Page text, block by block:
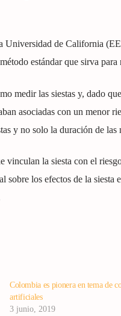
de California
estándar que sirva para
medir las siestas y, dado
asociadas con un menor
y no solo la duración de
vinculan la siesta con el
sobre los efectos de la
Colombia es pionera en tema de
artificiales
3 junio, 2019